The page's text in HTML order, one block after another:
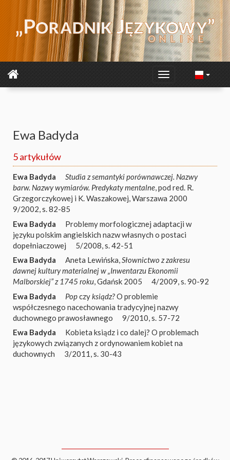
Ewa Badyda
5 artykułów
Ewa Badyda
Studia z semantyki porównawczej. Nazwy
barw. Nazwy wymiarów. Predykaty mentalne, pod red. R.
Grzegorczykowej i K. Waszakowej, Warszawa 2000
9/2002, s. 82-85
Ewa Badyda
Problemy morfologicznej adaptacji w
języku polskim angielskich nazw własnych o postaci
dopełniaczowej
5/2008, s. 42-51
Ewa Badyda
Aneta Lewińska,Słownictwo z zakresu
dawnej kultury materialnej w „Inwentarzu Ekonomii
Malborskiej” z 1745 roku, Gdańsk 2005
4/2009, s. 90-92
Ewa Badyda
Popczyksiądz?O problemie
współczesnego nacechowania tradycyjnej nazwy
duchownego prawosławnego
9/2010, s. 57-72
Ewa Badyda
Kobieta ksiądz i co dalej? O problemach
językowych związanych z ordynowaniem kobiet na
duchownych
3/2011, s. 30-43